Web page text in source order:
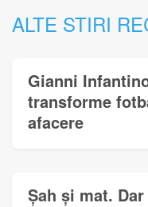
ALTE STIRI
Gianni
transforme
afacere
Șah și mat.